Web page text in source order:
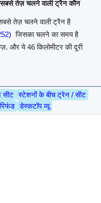
तेज़ चलने वाली ट्रैन कौन
तेज़ चलने वाली ट्रैन है
जिसका चलने का समय है
और ये 46 किलोमीटर की दूरी
सीट स्टेशनों के बीच ट्रेन / सीट
रिफंड डेस्कटॉप व्यू